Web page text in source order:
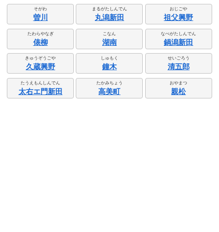
そがわ
曽川
まるがたしんでん
丸潟新田
おじごや
祖父興野
たわらやなぎ
俵柳
こなん
湖南
なべがたしんでん
鍋潟新田
きゅうぞうごや
久蔵興野
しゅもく
鐘木
せいごろう
清五郎
たうえもんしんでん
太右エ門新田
たかみちょう
高美町
おやまつ
親松